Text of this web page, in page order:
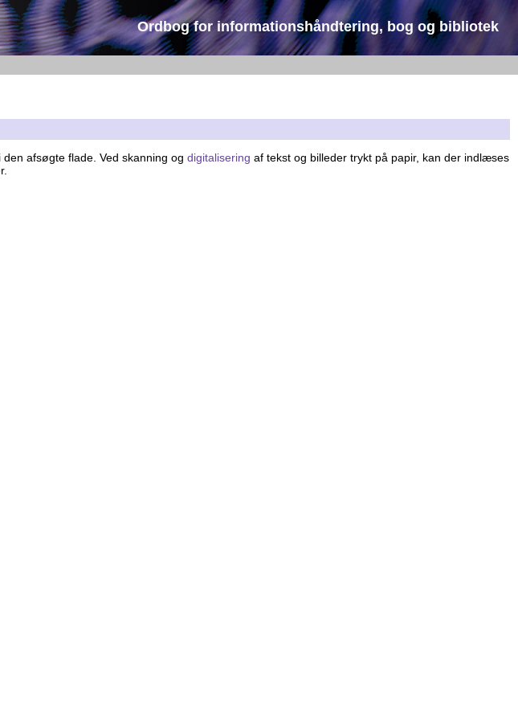
Ordbog for informationshåndtering, bog og bibliotek
afsøgte flade. Ved skanning og digitalisering af tekst og billeder trykt på papir, kan der indlæses